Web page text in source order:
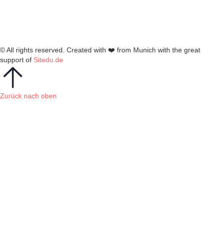
© All rights reserved. Created with ❤️ from Munich with the great
support of Sitedu.de
Zurück nach oben